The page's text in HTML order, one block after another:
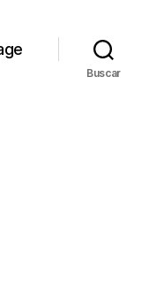
Buscar